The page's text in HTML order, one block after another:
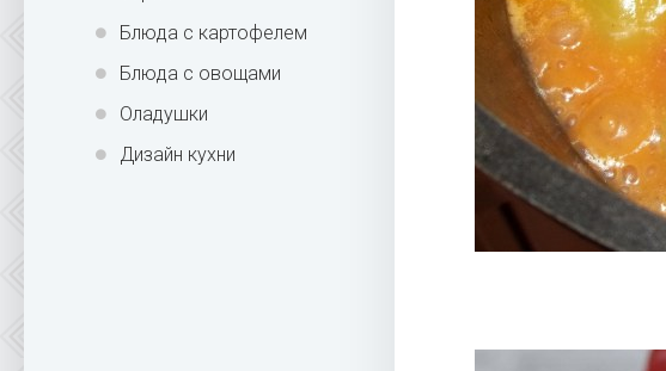
Блюда с картофелем
Блюда с овощами
Оладушки
Дизайн кухни